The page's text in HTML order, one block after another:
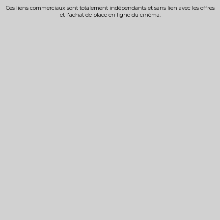
Ces liens commerciaux sont totalement indépendants et sans lien avec les offres
et l'achat de place en ligne du cinéma.